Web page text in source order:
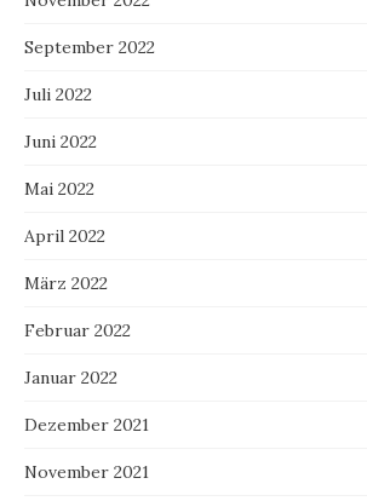
September 2022
Juli 2022
Juni 2022
Mai 2022
April 2022
März 2022
Februar 2022
Januar 2022
Dezember 2021
November 2021